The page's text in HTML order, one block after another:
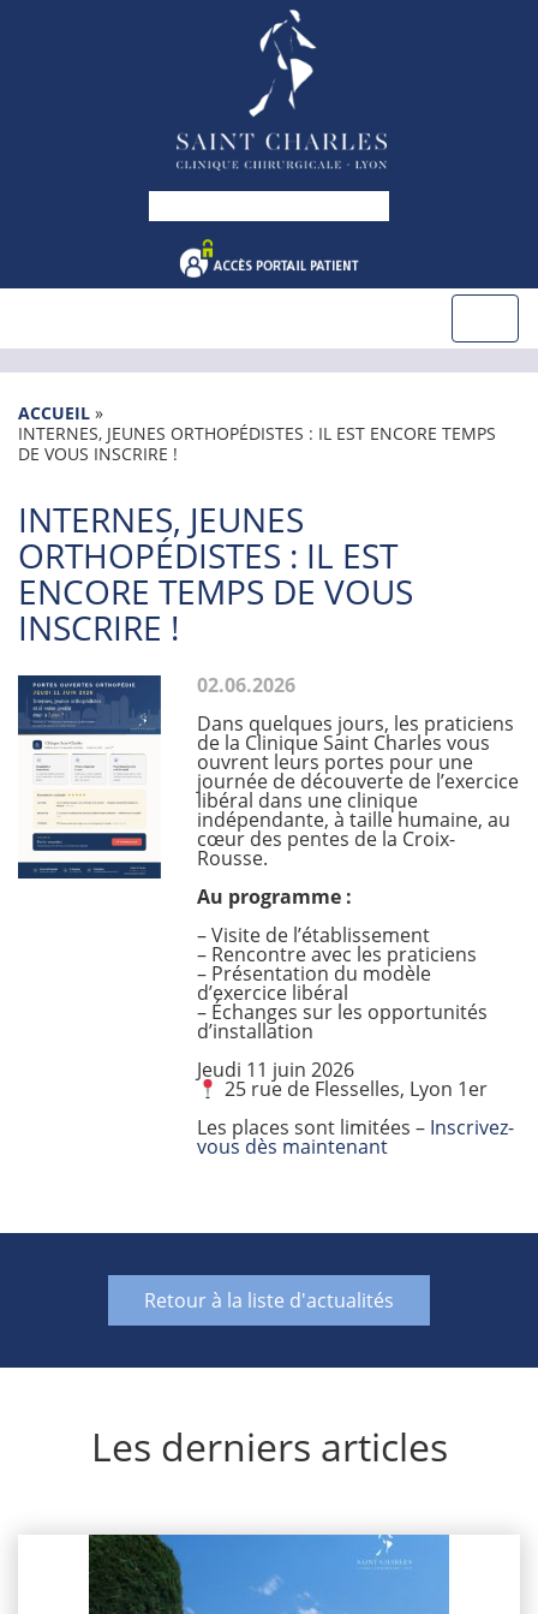
ACCUEIL »
INTERNES, JEUNES ORTHOPÉDISTES : IL EST ENCORE TEMPS
DE VOUS INSCRIRE !
INTERNES, JEUNES
ORTHOPÉDISTES : IL EST
ENCORE TEMPS DE VOUS
INSCRIRE !
02.06.2026
Dans quelques jours, les praticiens
de la Clinique Saint Charles vous
ouvrent leurs portes pour une
journée de découverte de l’exercice
libéral dans une clinique
indépendante, à taille humaine, au
cœur des pentes de la Croix-
Rousse.
Au programme :
– Visite de l’établissement
– Rencontre avec les praticiens
– Présentation du modèle
d’exercice libéral
– Échanges sur les opportunités
d’installation
Jeudi 11 juin 2026
25 rue de Flesselles, Lyon 1er
Les places sont limitées – Inscrivez-
vous dès maintenant
Retour à la liste d'actualités
Les derniers articles